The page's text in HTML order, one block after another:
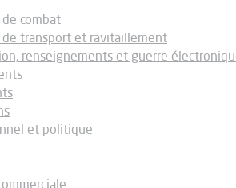
combat
transport et ravitaillement
renseignements et guerre
et politique